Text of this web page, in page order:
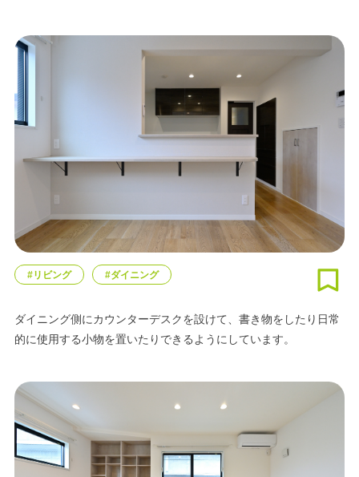
#リビング #ダイニング
ダイニング側にカウンターデスクを設けて、書き物をしたり日常
的に使用する小物を置いたりできるようにしています。